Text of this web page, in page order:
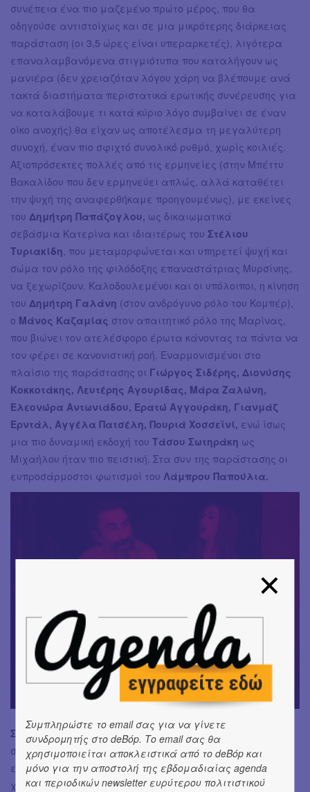
συνέπεια ένα πιο μαζεμένο πρώτο μέρος, που θα
οδηγούσε αντιστοίχως και σε μια μικρότερης διάρκειας
παράσταση (οι 3,5 ώρες είναι υπεραρκετές), λιγότερα
επαναλαμβανόμενα στιγμιότυπα που καταλήγουν ως
μανιέρα (δεν χρειαζόταν λόγου χάρη να βλέπουμε ανά
τακτά διαστήματα περιστατικά ερωτικής συνέρευσης για
να καταλάβουμε τι κατά κύριο λόγο συμβαίνει σε έναν
οίκο ανοχής) θα είχαν ως αποτέλεσμα τη μεγαλύτερη
συνοχή, έναν πιο σφιχτό συνολικό ρυθμό, χωρίς κοιλιές.
Αξιοπρόσεκτες πολλές από τις ερμηνείες (στην Μπέττυ
Βακαλίδου που δεν ερμηνεύει απλώς, αλλά καταθέτει
την ψυχή της αναφερθήκαμε προηγουμένως), με εκείνες
του Δημήτρη Παπάζογλου, ως δικαιωματικά
σεβάσμια Κατερίνα και ιδιαιτέρως του Στέλιου
Τυριακίδη , που μεταμορφώνεται και υπηρετεί ψυχή και
σώμα τον ρόλο της φιλόδοξης επαναστάτριας Μυρσίνης,
να ξεχωρίζουν. Καλοδουλεμένοι και οι υπόλοιποι, η κίνηση
του Δημήτρη Γαλάνη (στον ανδρόγυνο ρόλο του Κομπέρ),
ο Μάνος Καζαμίας στον απαιτητικό ρόλο της Μαρίνας,
που βιώνει τον ατελέσφορο έρωτα κάνοντας τα πάντα να
τον φέρει σε κανονιστική ροή. Εναρμονισμένοι στο
πλαίσιο της παράστασης οι Γιώργος Σιδέρης, Διονύσης
Κοκκοτάκης, Λευτέρης Αγουρίδας, Μάρα Ζαλώνη,
Ελεονώρα Αντωνιάδου, Ερατώ Αγγουράκη, Γιανμάζ
Ερντάλ, Αγγέλα Πατσέλη, Πουριά Χοσσεϊνί, ενώ ίσως
μια πιο δυναμική εκδοχή του Τάσου Σωτηράκη ως
Μιχαήλου ήταν πιο πειστική. Στα συν της παράστασης οι
ευπροσάρμοστοι φωτισμοί του Λάμπρου Παπούλια.
Σύνολο:
Μια παράσταση που η παρουσία και ο
συμβολισμός της κρίνονται μεγαλύτερα από ό,τι
εκ πρώτης φαίνονται. Γιατί, αν το θέατρο δεν είναι ο
χώρος εκείνος που η κάθε είδους ανοικτότητα και
Συμπληρώστε το email σας για να γίνετε
συνδρομητής στο deBόp. Το email σας θα
χρησιμοποιείται αποκλειστικά από το deBόp και
μόνο για την αποστολή της εβδομαδιαίας agenda
και περιοδικών newsletter ευρύτερου πολιτιστικού